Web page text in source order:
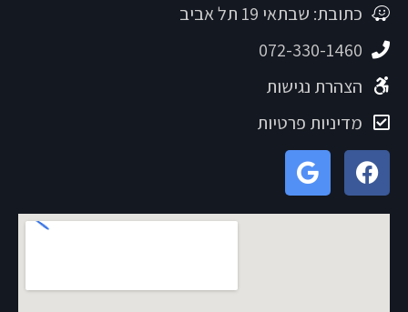
כתובת: שבתאי 19 תל אביב
072-330-1460
הצהרת נגישות
מדיניות פרטיות